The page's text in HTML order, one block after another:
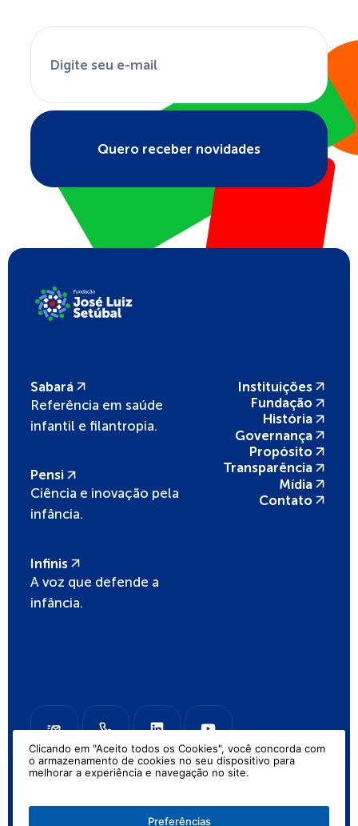
Quero receber novidades
Sabará
Referência em saúde
infantil e filantropia.
Pensi
Ciência e inovação pela
infância.
Infinis
A voz que defende a
infância.
Instituições
Fundação
História
Governança
Propósito
Transparência
Mídia
Contato
Fundação José Luiz Setúbal 2026
Clicando em "Aceito todos os Cookies", você concorda com
o armazenamento de cookies no seu dispositivo para
melhorar a experiência e navegação no site.
Preferências